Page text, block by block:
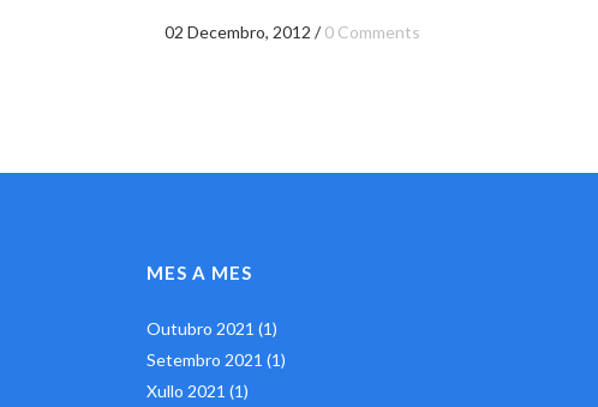
02 Decembro, 2012 /0 Comments
MES A MES
Outubro 2021 (1)
Setembro 2021 (1)
Xullo 2021 (1)